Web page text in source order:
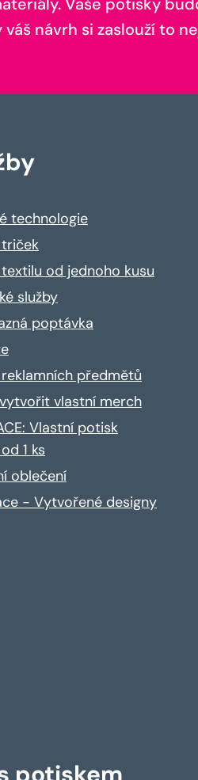
váš návrh si zaslouží to
technologie
od jednoho kusu
služby
poptávka
předmětů
vlastní merch
Vlastní potisk
1 ks
oblečení
- Vytvořené designy